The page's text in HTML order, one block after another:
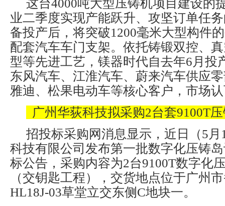
这台4000吨大型压铸机项目建设的
业二季度实现产能跃升、攻坚订单任
备投产后，将突破1200毫米大型构件
配套汽车车门支架。依托铸锻双控、
型等先进工艺，镁器时代自去年6月投
东风汽车、江淮汽车、蔚来汽车供应
雅迪、松果电动车等核心客户，市场
广州华荻科技拟采购2台套9100T
招投标采购网消息显示，近日（5
科技有限公司发布第一批数字化压铸
标公告，采购内容为2台9100T数字化
（交钥匙工程），交货地点位于广州
HL18J-03草堂立交东侧C地块一。